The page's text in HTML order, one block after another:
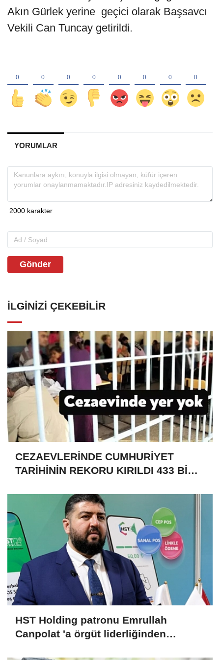
Akın Gürlek yerine geçici olarak Başsavcı
Vekili Can Tuncay getirildi.
YORUMLAR
Gönder
İLGINIZI ÇEKEBILIR
CEZAEVLERİNDE CUMHURİYET
TARİHİNİN REKORU KIRILDI 433 BİN
HST Holding patronu Emrullah
Canpolat 'a örgüt liderliğinden